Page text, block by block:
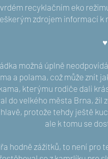
recyklačním eko
zdrojem informací
♥️
možná úplně
a polama, což může znít
kterýmu rodiče dali
do velkého města Brna,
protože tehdy ještě
ale k tomu se
hodně zážitků, to není pro